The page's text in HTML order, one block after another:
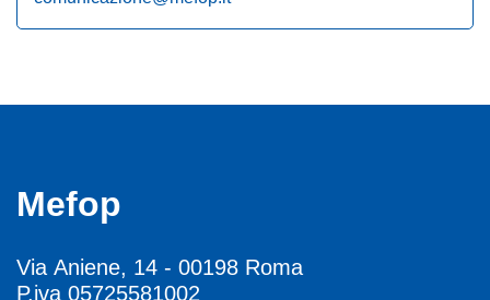
Mefop
Via Aniene, 14 - 00198 Roma
P.iva 05725581002